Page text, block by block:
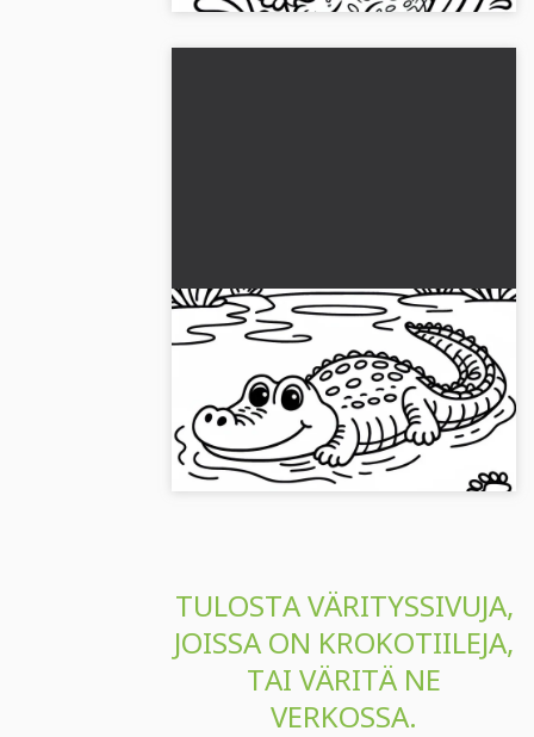
Krokotiili ryömii vedestä
rannalle - Ilmainen värityskuva
Olitpa veden äärellä tai maalla, krokotiilit
kiehtovat! Lataa nyt ilmainen
väritysohjeesi ja ole luova....
TULOSTA VÄRITYSSIVUJA,
JOISSA ON KROKOTIILEJA,
TAI VÄRITÄ NE
VERKOSSA.